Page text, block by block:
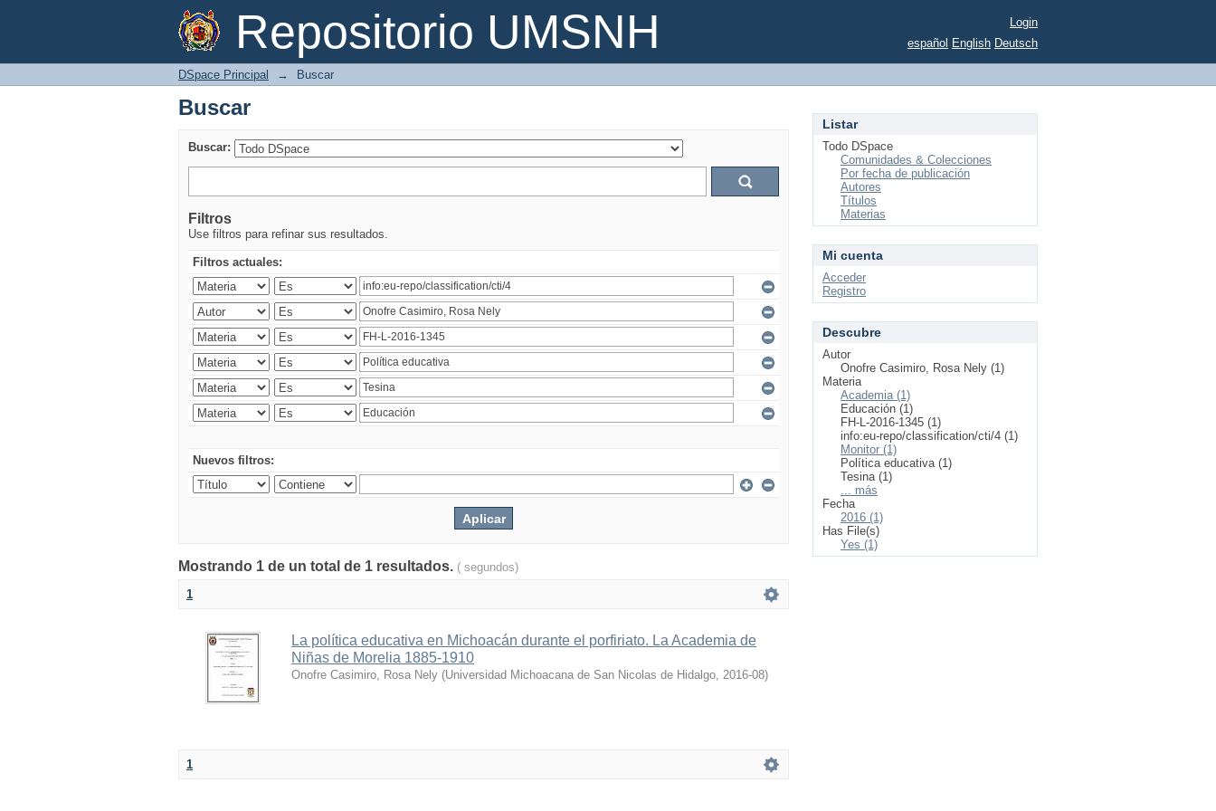
Repositorio UMSNH
Buscar
Login
español English Deutsch
DSpace Principal → Buscar
Buscar
Buscar:
Filtros
Use filtros para refinar sus resultados.
Filtros actuales:
Nuevos filtros:
Mostrando 1 de un total de 1 resultados. ( segundos)
1
La política educativa en Michoacán durante el porfiriato. La Academia de
Niñas de Morelia 1885-1910
Onofre Casimiro, Rosa Nely (Universidad Michoacana de San Nicolas de Hidalgo, 2016-08)
1
Listar
Todo DSpace
Comunidades & Colecciones
Por fecha de publicación
Autores
Títulos
Materias
Mi cuenta
Acceder
Registro
Descubre
Autor
Onofre Casimiro, Rosa Nely (1)
Materia
Academia (1)
Educación (1)
FH-L-2016-1345 (1)
info:eu-repo/classification/cti/4 (1)
Monitor (1)
Política educativa (1)
Tesina (1)
... más
Fecha
2016 (1)
Has File(s)
Yes (1)